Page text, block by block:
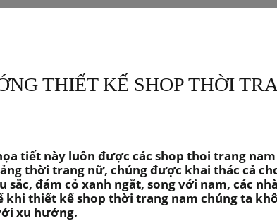
THIẾT KẾ SHOP THỜI
tiết này luôn được các shop thoi trang
thời trang nữ, chúng được khai thác cả
đám cỏ xanh ngắt, song với nam, các
khi thiết kế shop thời trang nam chúng ta
xu hướng.